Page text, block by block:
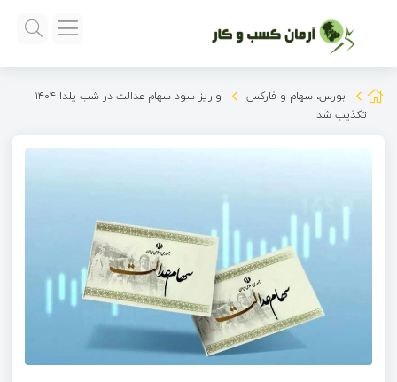
بورس، سهام و فارکس
واریز سود سهام عدالت در شب یلدا ۱۴۰۴
تکذیب شد